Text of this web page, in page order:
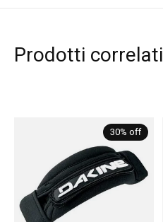
Prodotti correlati
30% off